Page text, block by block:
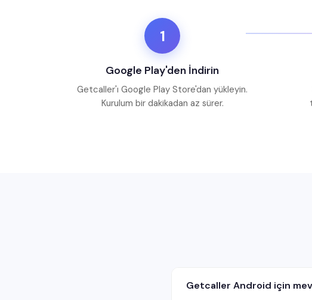
1
Google Play'den İndirin
Getcaller'ı Google Play Store'dan yükleyin.
Kurulum bir dakikadan az sürer.
Getcaller Android için